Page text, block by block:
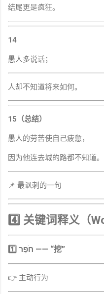
结尾更是疯狂。
14
愚人多说话；
人却不知道将来如何。
15（总结）
愚人的劳苦使自己疲惫，
因为他连去城的路都不知道。
📌 最讽刺的一句
4️⃣ 关键词释义（
1️⃣ חֹפֵר —— “挖”
👉 主动行为